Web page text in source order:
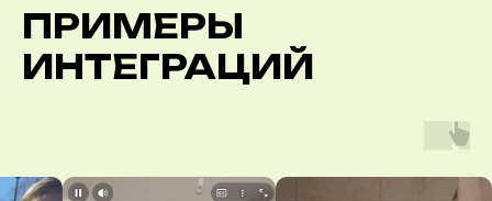
ПРИМЕРЫ
ИНТЕГРАЦИЙ